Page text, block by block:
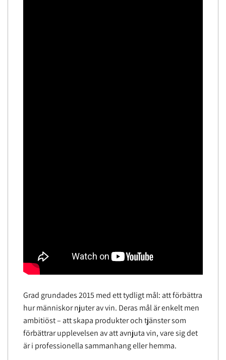
Grad grundades 2015 med ett tydligt mål: att förbättra
hur människor njuter av vin. Deras mål är enkelt men
ambitiöst – att skapa produkter och tjänster som
förbättrar upplevelsen av att avnjuta vin, vare sig det
är i professionella sammanhang eller hemma.